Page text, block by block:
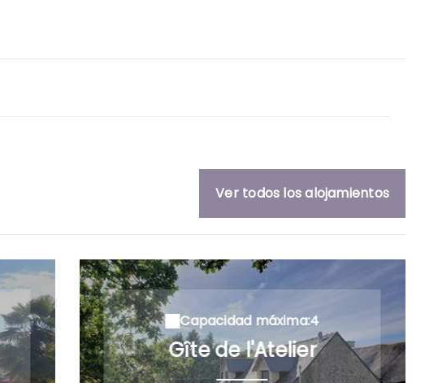
Ver todos los alojamientos
Capacidad máxima:4
Gîte de l'Atelier